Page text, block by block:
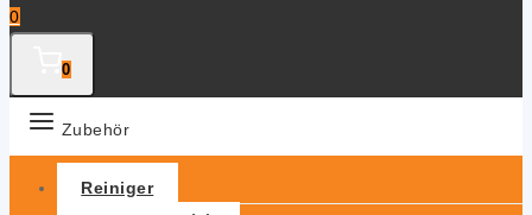
0
0
Zubehör
Reiniger